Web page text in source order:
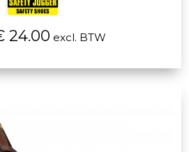
24.00 excl. BTW